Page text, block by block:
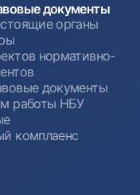
документы
органы
нормативно-
документы
работы НБУ
комплаенс